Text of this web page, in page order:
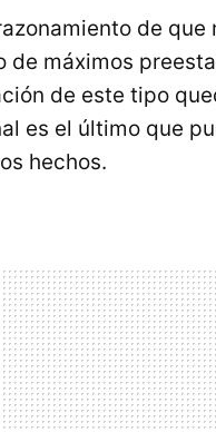
de que
máximos
de este tipo
es el último que
hechos.